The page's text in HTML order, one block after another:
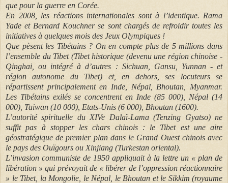
que pour la guerre en Corée.
En 2008, les réactions internationales sont à l’identique. Rama
Yade et Bernard Kouchner se sont chargés de refroidir toutes les
initiatives à quelques mois des Jeux Olympiques !
Que pèsent les Tibétains ? On en compte plus de 5 millions dans
l’ensemble du Tibet (Tibet historique (devenu une région chinoise -
Qinghai, ou intégré à d’autres : Sichuan, Gansu, Yunnan - et
région autonome du Tibet) et, en dehors, ses locuteurs se
répartissent principalement en Inde, Népal, Bhoutan, Myanmar.
Les Tibétains exilés se concentrent en Inde (85 000), Népal (14
000), Taiwan (10 000), Etats-Unis (6 000), Bhoutan (1600).
L’autorité spirituelle du XIVe Dalaï-Lama (Tenzing Gyatso) ne
suffit pas à stopper les chars chinois : le Tibet est une aire
géostratégique de premier plan dans le Grand Ouest chinois avec
le pays des Ouïgours ou Xinjiang (Turkestan oriental).
L’invasion communiste de 1950 appliquait à la lettre un « plan de
libération » qui prévoyait de « libérer de l’oppression réactionnaire
» le Tibet, la Mongolie, le Népal, le Bhoutan et le Sikkim (royaume